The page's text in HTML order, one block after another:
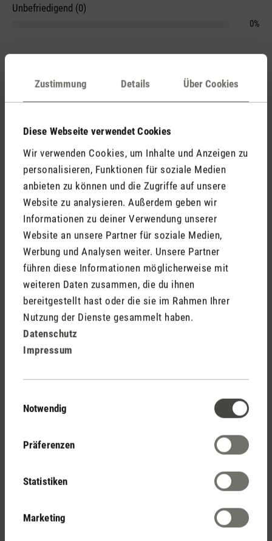
Zustimmung Details Über Cookies
Diese Webseite verwendet Cookies
Wir verwenden Cookies, um Inhalte und Anzeigen zu
personalisieren, Funktionen für soziale Medien
anbieten zu können und die Zugriffe auf unsere
Website zu analysieren. Außerdem geben wir
Informationen zu deiner Verwendung unserer
Website an unsere Partner für soziale Medien,
Werbung und Analysen weiter. Unsere Partner
führen diese Informationen möglicherweise mit
weiteren Daten zusammen, die du ihnen
bereitgestellt hast oder die sie im Rahmen Ihrer
Nutzung der Dienste gesammelt haben.
Datenschutz
Impressum
Notwendig
Präferenzen
Statistiken
Marketing
Unbefriedigend (0)
0%
Kommentare (0)
Deine Erkenntnisse mit anderen.
Jetzt Produkt bewerten
Deine Vorteile